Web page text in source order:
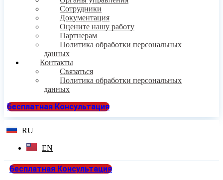
Сотрудники
Документация
Оцените нашу работу
Партнерам
Политика обработки персональных
данных
Контакты
Связаться
Политика обработки персональных
данных
Бесплатная Консультация
RU
EN
Бесплатная Консультация